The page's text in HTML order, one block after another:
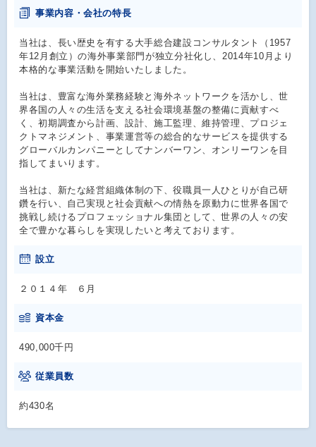
事業内容・会社の特長
当社は、長い歴史を有する大手総合建設コンサルタント（1957
年12月創立）の海外事業部門が独立分社化し、2014年10月より
本格的な事業活動を開始いたしました。
当社は、豊富な海外業務経験と海外ネットワークを活かし、世
界各国の人々の生活を支える社会環境基盤の整備に貢献すべ
く、初期調査から計画、設計、施工監理、維持管理、プロジェ
クトマネジメント、事業運営等の総合的なサービスを提供する
グローバルカンパニーとしてナンバーワン、オンリーワンを目
指してまいります。
当社は、新たな経営組織体制の下、役職員一人ひとりが自己研
鑽を行い、自己実現と社会貢献への情熱を原動力に世界各国で
挑戦し続けるプロフェッショナル集団として、世界の人々の安
全で豊かな暮らしを実現したいと考えております。
設立
２０１４年 ６月
資本金
490,000千円
従業員数
約430名